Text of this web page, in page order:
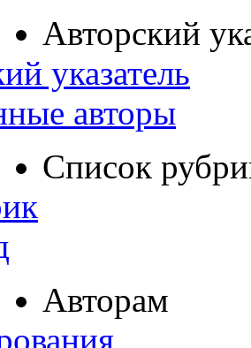
Авторский
указатель
авторы
Список
Авторам